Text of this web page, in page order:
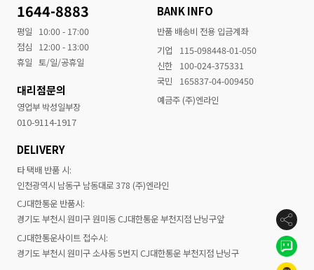
1644-8883
평일
10:00 - 17:00
점심
12:00 - 13:00
휴일 토/일/공휴일
대리점문의
영업부 박성일부장
010-9114-1917
BANK INFO
반품 배송비 전용 입금계좌
기업
115-098448-01-050
신한
100-024-375331
국민
165837-04-009450
예금주 (주)엔라인
DELIVERY
타 택배 반품 시:
인천광역시 남동구 남동대로 378 (주)엔라인
CJ대한통운 반품시:
경기도 부천시 원미구 원미동 CJ대한통운 부천지점 난닝구앞
CJ대한통운사이트 접수시:
경기도 부천시 원미구 소사동 5번지 CJ대한통운 부천지점 난닝구